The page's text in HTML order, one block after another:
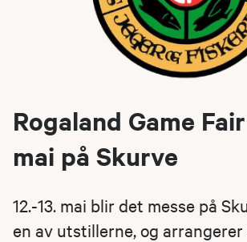
Rogaland Game Fair
mai på Skurve
12.-13. mai blir det messe på
en av utstillerne, og